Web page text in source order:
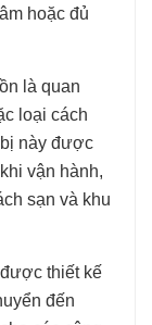
hoặc đủ
là quan
loại cách
này được
vận hành,
sạn và khu
thiết kế
đến